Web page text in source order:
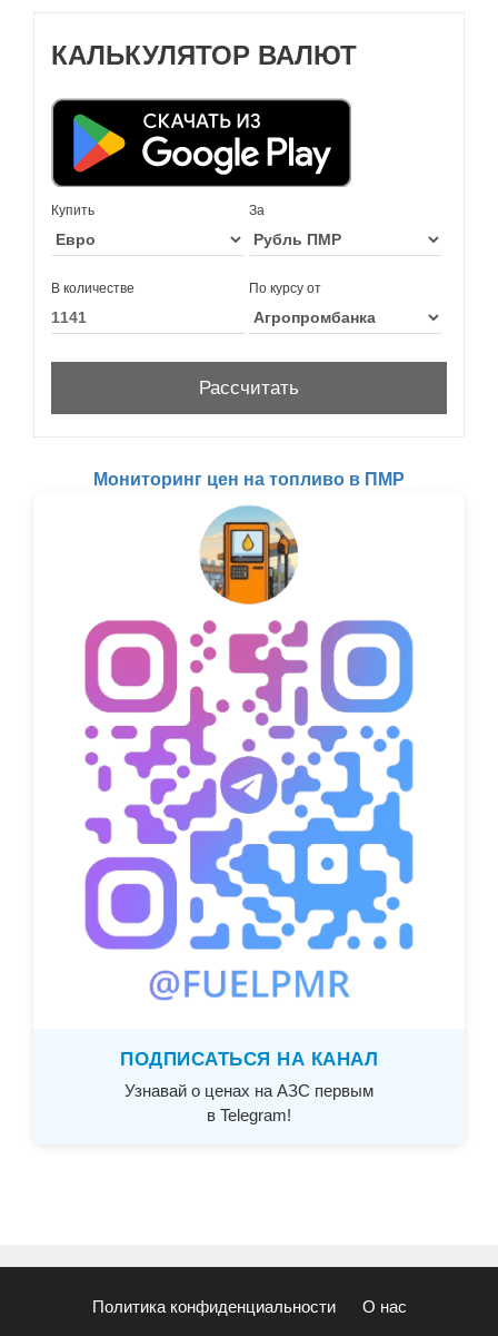
КАЛЬКУЛЯТОР ВАЛЮТ
Купить За
В количестве По курсу от
Мониторинг цен на топливо в ПМР
ПОДПИСАТЬСЯ НА КАНАЛ
Узнавай о ценах на АЗС первым
в Telegram!
Политика конфиденциальности О нас